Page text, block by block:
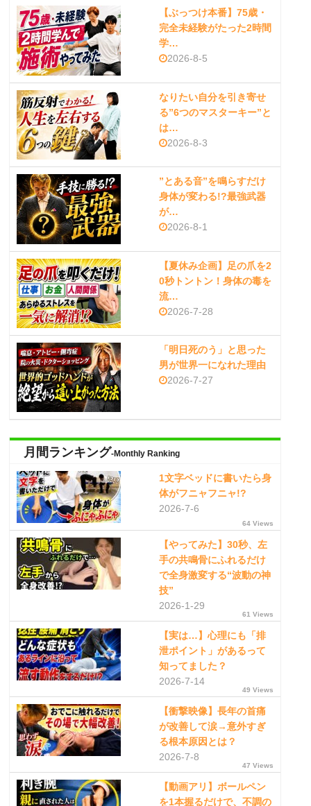
【ぶっつけ本番】75歳・
完全未経験がたった2時間
学…
2026-8-5
なりたい自分を引き寄せ
る”6つのマスターキー”と
は…
2026-8-3
”とある音”を鳴らすだけ
身体が変わる!?最強武器
が…
2026-8-1
【夏休み企画】足の爪を2
0秒トントン！身体の毒を
流…
2026-7-28
「明日死のう」と思った
男が世界一になれた理由
2026-7-27
月間ランキング-Monthly Ranking
1文字ベッドに書いたら身
体がフニャフニャ!?
2026-7-6
64 Views
【やってみた】30秒、左
手の共鳴骨にふれるだけ
で全身激変する“波動の神
技”
2026-1-29
61 Views
【実は…】心理にも「排
泄ポイント」があるって
知ってました？
2026-7-14
49 Views
【衝撃映像】長年の首痛
が改善して涙→意外すぎ
る根本原因とは？
2026-7-8
47 Views
【動画アリ】ボールペン
を1本握るだけで、不調の